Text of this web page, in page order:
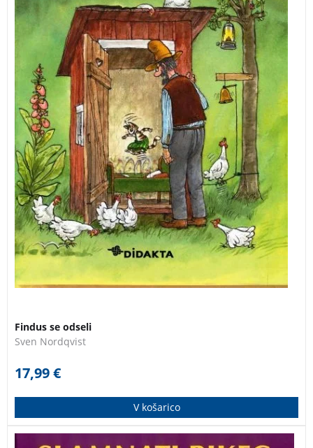
zabavno je pravzaprav živeti čisto sam? Pa tudi malo
nevarno je, še posebej, če vzameš v obzir lisice …
Findus se odseli
Sven Nordqvist
17,99€
V košarico